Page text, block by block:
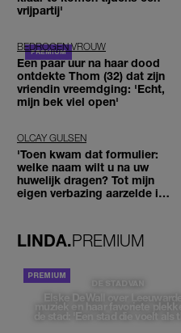
vrijpartij'
BEDROGEN VROUW
Een paar uur na haar dood
ontdekte Thom (32) dat zijn
vriendin vreemdging: 'Echt,
mijn bek viel open'
OLCAY GULSEN
'Toen kwam dat formulier:
welke naam wilt u na uw
huwelijk dragen? Tot mijn
eigen verbazing aarzelde ik
LINDA.PREMIUM
DE STAD VAN
Elske DeWall over
muziek en haar favoriete
de stad: 'Een stad die voelt als